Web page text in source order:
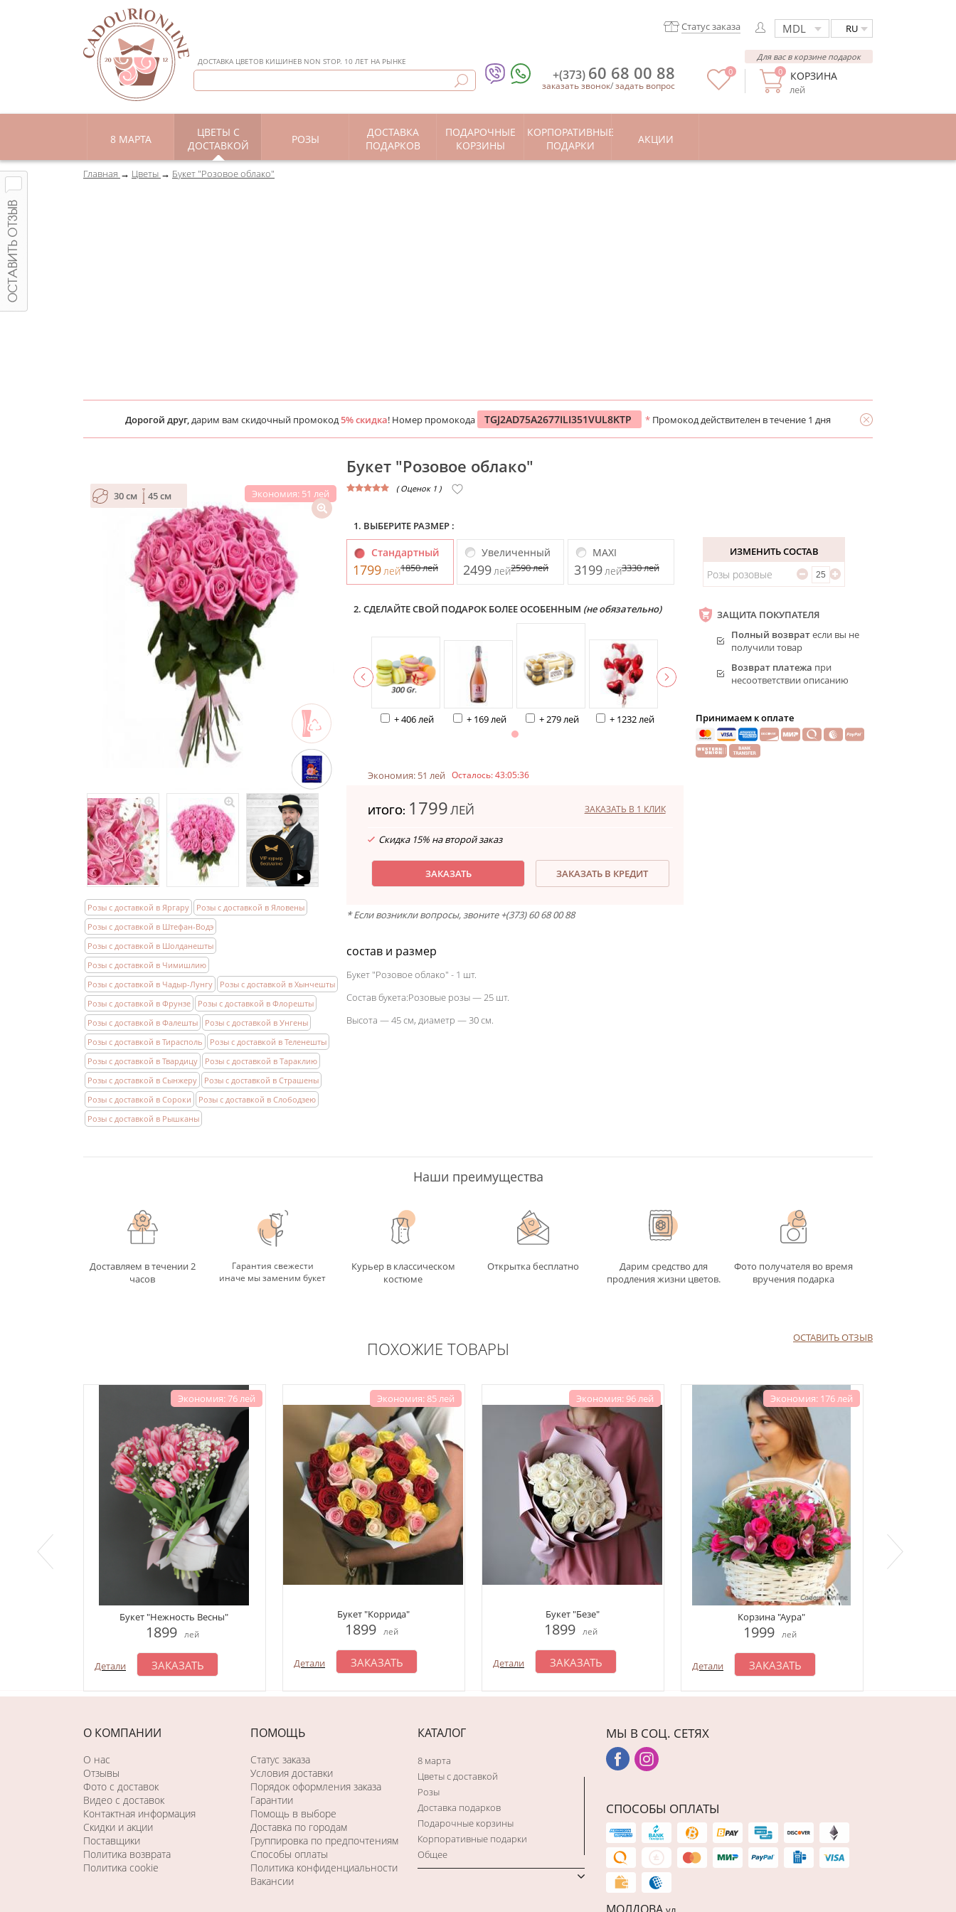
ДОСТАВКА ЦВЕТОВ КИШИНЕВ NON STOP. 10 ЛЕТ НА РЫНКЕ
RU
Статус заказа
КОРЗИНА
лей
0
Для вас в корзине подарок
0
+(373) 60 68 00 88
заказать звонок/задать вопрос
8 МАРТА
ЦВЕТЫ С
ДОСТАВКОЙ
РОЗЫ
ДОСТАВКА
ПОДАРКОВ
ПОДАРОЧНЫЕ
КОРЗИНЫ
КОРПОРАТИВНЫЕ
ПОДАРКИ
АКЦИИ
Главная Цветы Букет "Розовое облако"
Дорогой друг,дарим вам скидочный промокод5% скидка! Номер промокода TGJ2AD75A2677ILI351VUL8KTP * Промокод действителен в течение 1 дня
30 см 45 см Экономия: 51 лей
Розы с доставкой в Яргару
Розы с доставкой в Яловены
Розы с доставкой в Штефан-Водэ
Розы с доставкой в Шолданешты
Розы с доставкой в Чимишлию
Розы с доставкой в Чадыр-Лунгу
Розы с доставкой в Хынчешты
Розы с доставкой в Фрунзе
Розы с доставкой в Флорешты
Розы с доставкой в Фалешты
Розы с доставкой в Унгены
Розы с доставкой в Тирасполь
Розы с доставкой в Теленешты
Розы с доставкой в Твардицу
Розы с доставкой в Тараклию
Розы с доставкой в Сынжеру
Розы с доставкой в Страшены
Розы с доставкой в Сороки
Розы с доставкой в Слободзею
Розы с доставкой в Рышканы
Букет "Розовое облако"
( Оценок 1 )
1. ВЫБЕРИТЕ РАЗМЕР :
Стандартный
1799 лей1850лей
Увеличенный
2499 лей2590лей
MAXI
3199 лей3330лей
2. СДЕЛАЙТЕ СВОЙ ПОДАРОК БОЛЕЕ ОСОБЕННЫМ (не обязательно)
+ 406 лей + 169 лей + 279 лей + 1232 лей
Экономия: 51 лей Осталось:43:05:35
ИТОГО: 1799ЛЕЙ ЗАКАЗАТЬ В 1 КЛИК
Скидка 15% на второй заказ
ЗАКАЗАТЬ ЗАКАЗАТЬ В КРЕДИТ
* Если возникли вопросы, звоните +(373) 60 68 00 88
состав и размер
Букет "Розовое облако" - 1 шт.
Состав букета:Розовые розы — 25 шт.
Высота — 45 см, диаметр — 30 см.
ИЗМЕНИТЬ СОСТАВ
Розы розовые
ЗАЩИТА ПОКУПАТЕЛЯ
Полный возвратесли вы не
получили товар
Возврат платежа при
несоответствии описанию
Принимаем к оплате
Наши преимущества
Доставляем в течении 2
часов
Гарантия свежести
иначе мы заменим букет
Курьер в классическом
костюме
Открытка бесплатно
Дарим средство для
продления жизни цветов.
Фото получателя во время
вручения подарка
ОСТАВИТЬ ОТЗЫВ
ПОХОЖИЕ ТОВАРЫ
Экономия: 76 лей
Букет "Нежность Весны"
1899 лей
Детали ЗАКАЗАТЬ
Экономия: 85 лей
Букет "Коррида"
1899 лей
Детали ЗАКАЗАТЬ
Экономия: 96 лей
Букет "Безе"
1899 лей
Детали ЗАКАЗАТЬ
Экономия: 176 лей
Корзина "Аура"
1999 лей
Детали ЗАКАЗАТЬ
О КОМПАНИИ
О нас
Отзывы
Фото c доставок
Видео с доставок
Контактная информация
Скидки и акции
Поставщики
Политика возврата
Политика cookie
ПОМОЩЬ
Статус заказа
Условия доставки
Порядок оформления заказа
Гарантии
Помощь в выборе
Доставка по городам
Группировка по предпочтениям
Способы оплаты
Политика конфиденциальности
Вакансии
КАТАЛОГ
8 марта
Цветы с доставкой
Розы
Доставка подарков
Подарочные корзины
Корпоративные подарки
Общее
МЫ В СОЦ. СЕТЯХ
СПОСОБЫ ОПЛАТЫ